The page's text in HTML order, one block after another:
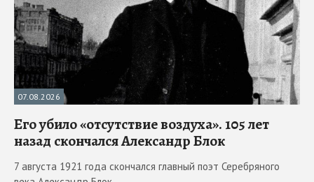
07.08.2026
Его убило «отсутствие воздуха». 105 лет
назад скончался Александр Блок
7 августа 1921 года скончался главный поэт Серебряного